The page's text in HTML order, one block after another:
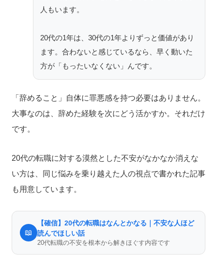
人もいます。
20代の1年は、30代の1年よりずっと価値があり
ます。合わないと感じているなら、早く動いた
方が「もったいなくない」んです。
「辞めること」自体に罪悪感を持つ必要はありません。
大事なのは、辞めた経験を次にどう活かすか。それだけ
です。
20代の転職に対する漠然とした不安がなかなか消えな
い方は、同じ悩みを乗り越えた人の視点で書かれた記事
も用意しています。
📖
【確信】20代の転職はなんとかなる｜不安な人ほど
読んでほしい話
20代転職の不安を根本から解きほぐす内容です